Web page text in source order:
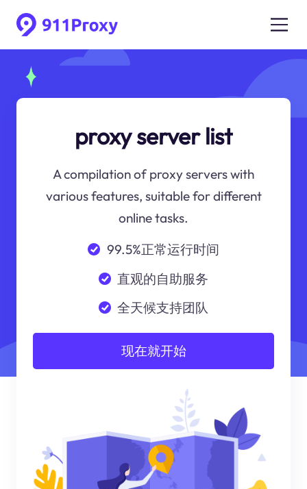
proxy server list
A compilation of proxy servers with
various features, suitable for different
online tasks.
99.5%正常运行时间
直观的自助服务
全天候支持团队
现在就开始